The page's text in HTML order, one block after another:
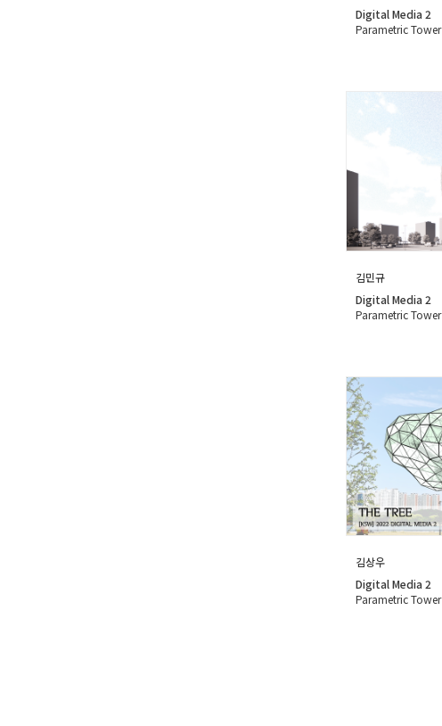
Digital Media 2
Parametric Tower
김민규
Digital Media 2
Parametric Tower
김상우
Digital Media 2
Parametric Tower